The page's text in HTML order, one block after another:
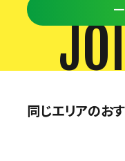
同じエリアのお